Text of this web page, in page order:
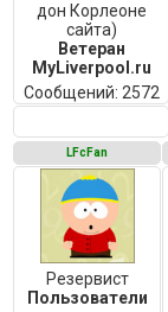
дон Корлеоне
сайта)
Ветеран
MyLiverpool.ru
Сообщений: 2572
LFcFan
Резервист
Пользователи